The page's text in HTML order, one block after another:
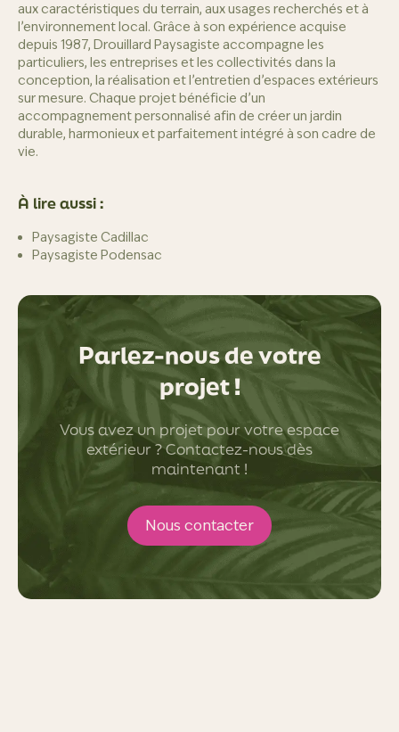
aux caractéristiques du terrain, aux usages recherchés et à
l’environnement local. Grâce à son expérience acquise
depuis 1987, Drouillard Paysagiste accompagne les
particuliers, les entreprises et les collectivités dans la
conception, la réalisation et l’entretien d’espaces extérieurs
sur mesure. Chaque projet bénéficie d’un
accompagnement personnalisé afin de créer un jardin
durable, harmonieux et parfaitement intégré à son cadre de
vie.
À lire aussi :
Paysagiste Cadillac
Paysagiste Podensac
Parlez-nous de votre
projet !
Vous avez un projet pour votre espace
extérieur ? Contactez-nous dès
maintenant !
Nous contacter